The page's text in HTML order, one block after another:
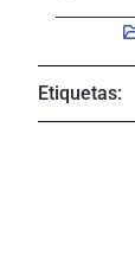
Etiquetas: